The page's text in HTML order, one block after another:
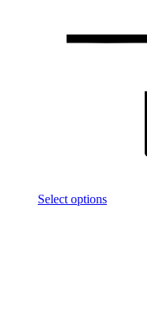
Select options